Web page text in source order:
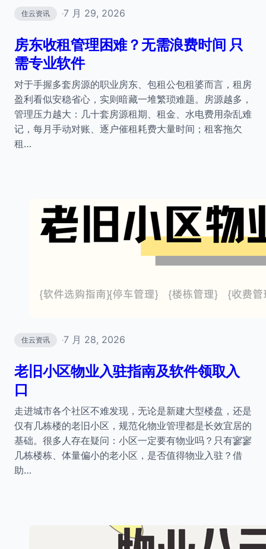
住云资讯 ·7 月 29, 2026
房东收租管理困难？无需浪费时间 只
需专业软件
对于手握多套房源的职业房东、包租公包租婆而言，租房
盈利看似安稳省心，实则暗藏一堆繁琐难题。房源越多，
管理压力越大：几十套房源租期、租金、水电费用杂乱难
记，每月手动对账、逐户催租耗费大量时间；租客拖欠
租…
住云资讯 ·7 月 28, 2026
老旧小区物业入驻指南及软件领取入
口
走进城市各个社区不难发现，无论是新建大型楼盘，还是
仅有几栋楼的老旧小区，规范化物业管理都是长效宜居的
基础。很多人存在疑问：小区一定要有物业吗？只有寥寥
几栋楼栋、体量偏小的老小区，是否值得物业入驻？借
助…